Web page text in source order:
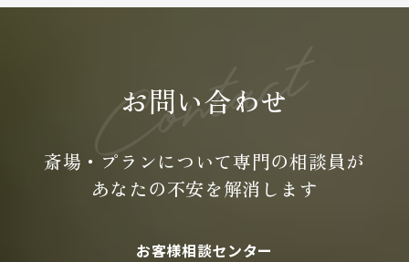
お問い合わせ
斎場・プランについて専門の相談員が
あなたの不安を解消します
お客様相談センター